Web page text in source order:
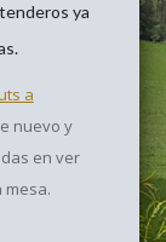
ya
a
nuevo y
en ver
mesa.